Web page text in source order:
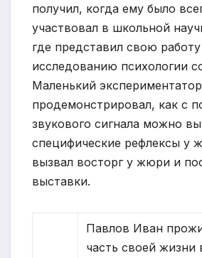
получил, когда ему было
участвовал в школьной
где представил свою
исследованию психологии
Маленький экспериментатор
продемонстрировал, как с
звукового сигнала можно
специфические рефлексы у
вызвал восторг у жюри и
выставки.
Павлов Иван
часть своей жизни